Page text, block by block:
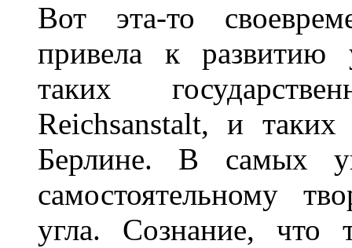
Вот эта-то
привела к pазвитию
таких
Reichsanstalt, и
Берлине. В самых
самостоятельному
угла. Сознание, что